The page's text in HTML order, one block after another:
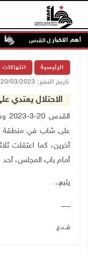
أهم الاخبار
في جبع شمال القدس
الرئيسية انتهاكات
تاريخ النشر: 20/03/2023 08:33 م
الاحتلال يعتدي
على شاب في منطقة
آخرين، كما اعتقلت
أمام باب المجلس،
يتبع..
ـــــــــ
ف.ع